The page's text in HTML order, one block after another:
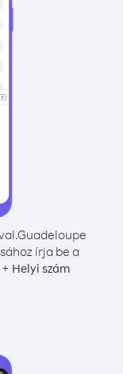
Guadeloupe
írja be a
+ Helyi szám